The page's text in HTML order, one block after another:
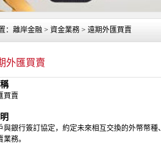
：離岸金融 > 資金業務 > 遠期外匯買賣
外匯買賣
買賣
與銀行簽訂協定，約定未來相互交換的外幣幣
務。